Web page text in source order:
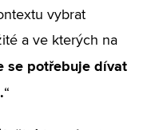
vybrat
a ve kterých na
se potřebuje dívat
“